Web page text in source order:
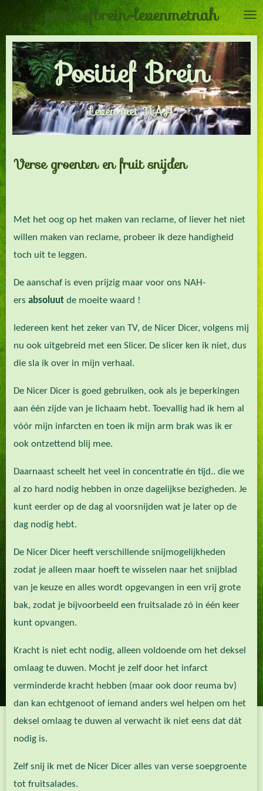
direct
naar
de
hoofdinhoud
positiefbrein-levenmetnah
Positief Brein
Leven met NAH
Verse groenten en fruit snijden
Met het oog op het maken van reclame, of liever het niet
willen maken van reclame, probeer ik deze handigheid
toch uit te leggen.
De aanschaf is even prijzig maar voor ons NAH-
ers absoluut de moeite waard !
Iedereen kent het zeker van TV, de Nicer Dicer, volgens mij
nu ook uitgebreid met een Slicer. De slicer ken ik niet, dus
die sla ik over in mijn verhaal.
De Nicer Dicer is goed gebruiken, ook als je beperkingen
aan één zijde van je lichaam hebt. Toevallig had ik hem al
vóór mijn infarcten en toen ik mijn arm brak was ik er
ook ontzettend blij mee.
Daarnaast scheelt het veel in concentratie én tijd.. die we
al zo hard nodig hebben in onze dagelijkse bezigheden. Je
kunt eerder op de dag al voorsnijden wat je later op de
dag nodig hebt.
De Nicer Dicer heeft verschillende snijmogelijkheden
zodat je alleen maar hoeft te wisselen naar het snijblad
van je keuze en alles wordt opgevangen in een vrij grote
bak, zodat je bijvoorbeeld een fruitsalade zó in één keer
kunt opvangen.
Kracht is niet echt nodig, alleen voldoende om het deksel
omlaag te duwen. Mocht je zelf door het infarct
verminderde kracht hebben (maar ook door reuma bv)
dan kan echtgenoot of iemand anders wel helpen om het
deksel omlaag te duwen al verwacht ik niet eens dat dát
nodig is.
Zelf snij ik met de Nicer Dicer alles van verse soepgroente
tot fruitsalades.